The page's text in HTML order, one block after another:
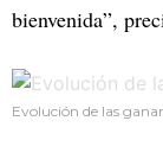
bienvenida”,
Evolución de las